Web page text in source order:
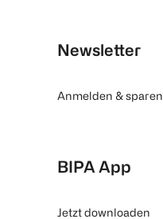
Newsletter
Anmelden & sparen
BIPA App
Jetzt downloaden